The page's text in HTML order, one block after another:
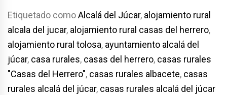
Etiquetado comoAlcalá del Júcar, alojamiento rural
alcala del jucar, alojamiento rural casas del herrero,
alojamiento rural tolosa, ayuntamiento alcalá del
júcar, casa rurales, casas del herrero, casas rurales
"Casas del Herrero", casas rurales albacete, casas
rurales alcalá del júcar, casas rurales alcalá del júcar